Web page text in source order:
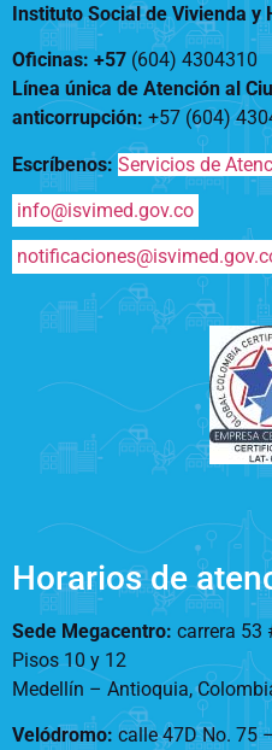
Instituto Social de Vivienda
Oficinas: +57 (604) 4304310
Línea única de Atención al
anticorrupción: +57 (604)
Escríbenos: Servicios de
info@isvimed.gov.co
Horarios de
Sede Megacentro: carrera 53
Pisos 10 y 12
Medellín – Antioquia,
Velódromo: calle 47D No. 75